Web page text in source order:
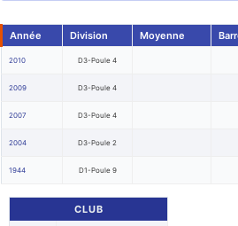
Année Division Moyenne
2010 D3-Poule 4
2009 D3-Poule 4
2007 D3-Poule 4
2004 D3-Poule 2
1944 D1-Poule 9
CLUB